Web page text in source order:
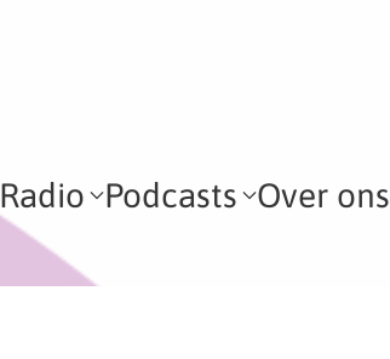
Radio Podcasts Over ons